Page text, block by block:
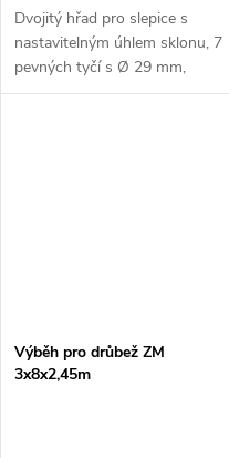
Dvojitý hřad pro slepice s
nastavitelným úhlem sklonu, 7
pevných tyčí s Ø 29 mm,
podporuje hierarchické
Výběh pro drůbež ZM
3x8x2,45m